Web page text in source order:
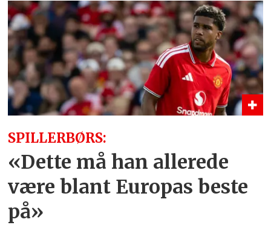
SPILLERBØRS:
«Dette må han allerede
være blant Europas beste
på»